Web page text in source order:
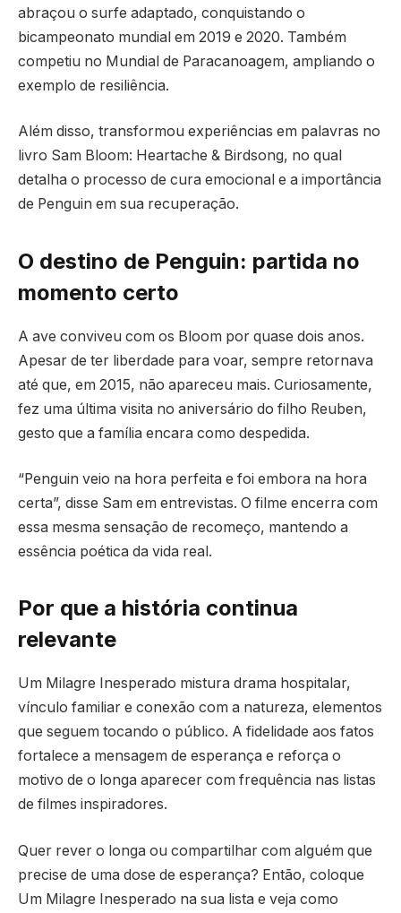
abraçou o surfe adaptado, conquistando o
bicampeonato mundial em 2019 e 2020. Também
competiu no Mundial de Paracanoagem, ampliando o
exemplo de resiliência.
Além disso, transformou experiências em palavras no
livro Sam Bloom: Heartache & Birdsong, no qual
detalha o processo de cura emocional e a importância
de Penguin em sua recuperação.
O destino de Penguin: partida no
momento certo
A ave conviveu com os Bloom por quase dois anos.
Apesar de ter liberdade para voar, sempre retornava
até que, em 2015, não apareceu mais. Curiosamente,
fez uma última visita no aniversário do filho Reuben,
gesto que a família encara como despedida.
“Penguin veio na hora perfeita e foi embora na hora
certa”, disse Sam em entrevistas. O filme encerra com
essa mesma sensação de recomeço, mantendo a
essência poética da vida real.
Por que a história continua
relevante
Um Milagre Inesperado mistura drama hospitalar,
vínculo familiar e conexão com a natureza, elementos
que seguem tocando o público. A fidelidade aos fatos
fortalece a mensagem de esperança e reforça o
motivo de o longa aparecer com frequência nas listas
de filmes inspiradores.
Quer rever o longa ou compartilhar com alguém que
precise de uma dose de esperança? Então, coloque
Um Milagre Inesperado na sua lista e veja como